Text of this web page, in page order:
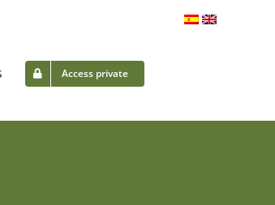
Access private